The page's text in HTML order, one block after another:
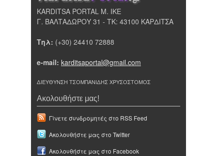
KARDITSA PORTAL Μ. ΙΚΕ
Γ. ΒΑΛΤΑΔΩΡΟΥ 31 - ΤΚ: 43100 ΚΑΡΔΙΤΣΑ
Τηλ: (+30) 24410 72888
e-mail: karditsaportal@gmail.com
ΔΙΕΥΘΥΝΣΗ ΤΣΟΜΠΑΝΙΔΗΣ ΧΡΥΣΟΣΤΟΜΟΣ
Ακολουθήστε μας!
Γίνετε συνδρομητές στο RSS Feed
Ακολουθήστε μας στο Twitter
Ακολουθήστε μας στο Facebook